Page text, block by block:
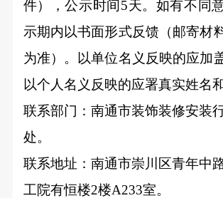
件），公示时间5天。 如有不同
示期内以书面形式反馈（邮寄材
为准）。以单位名义反映的应加
以个人名义反映的应署真实姓名
联系部门： 南通市装饰装修安装
处。
联系地址：南通市崇川区青年中
工院有恒楼2楼A233室。